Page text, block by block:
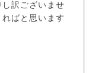
訳ございませ
ばと思います